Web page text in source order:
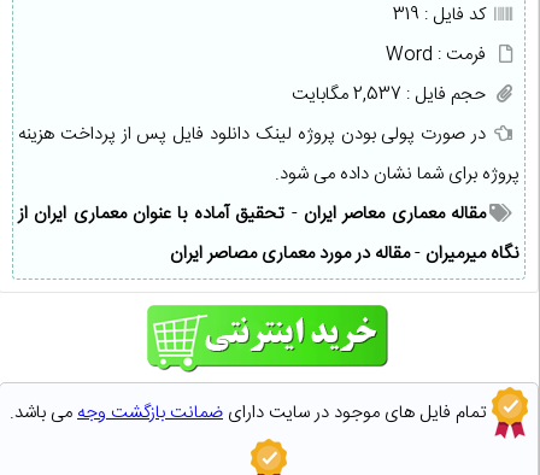
کد فایل : 319
فرمت : Word
حجم فایل : 2,537 مگابایت
در صورت پولی بودن پروژه لینک دانلود فایل پس از پرداخت هزینه
پروژه برای شما نشان داده می شود.
مقاله معماری معاصر ایران- تحقیق آماده با عنوان معماری ایران از
نگاه میرمیران-مقاله در مورد معماری مصاصر ایران
تمام فایل های موجود در سایت دارای ضمانت بازگشت وجهمی باشد.